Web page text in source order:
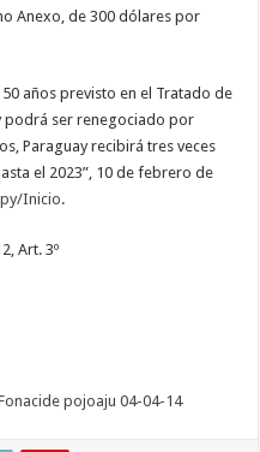
Anexo, de 300 dólares por
años previsto en el Tratado de
podrá ser renegociado por
Paraguay recibirá tres veces
el 2023”, 10 de febrero de
Inicio.
Art. 3º
pojoaju 04-04-14